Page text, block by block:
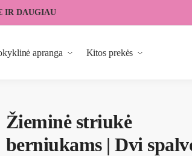
IR DAUGIAU
apranga Kitos prekės
Žieminė striukė
berniukams | Dvi